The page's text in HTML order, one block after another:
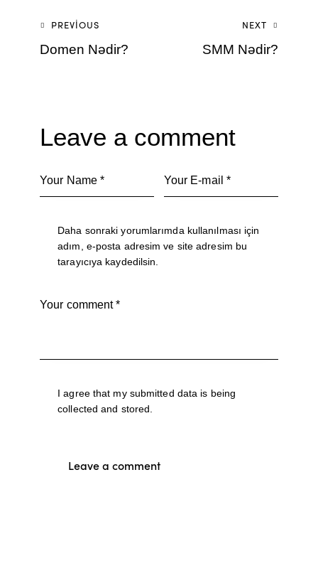
PREVIOUS
Domen Nədir?
NEXT
SMM Nədir?
Leave a comment
Daha sonraki yorumlarımda kullanılması için
adım, e-posta adresim ve site adresim bu
tarayıcıya kaydedilsin.
I agree that my submitted data is being
collected and stored